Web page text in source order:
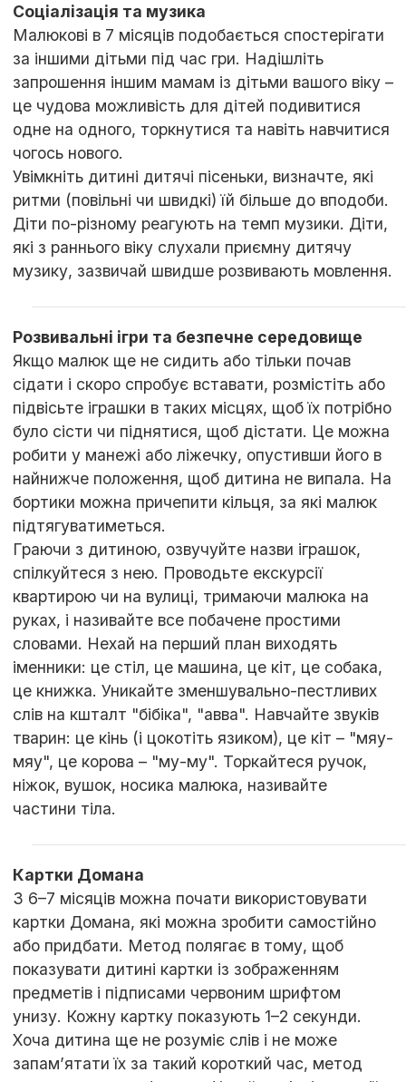
Соціалізація та музика
Малюкові в 7 місяців подобається спостерігати
за іншими дітьми під час гри. Надішліть
запрошення іншим мамам із дітьми вашого віку –
це чудова можливість для дітей подивитися
одне на одного, торкнутися та навіть навчитися
чогось нового.
Увімкніть дитині дитячі пісеньки, визначте, які
ритми (повільні чи швидкі) їй більше до вподоби.
Діти по-різному реагують на темп музики. Діти,
які з раннього віку слухали приємну дитячу
музику, зазвичай швидше розвивають мовлення.
Розвивальні ігри та безпечне середовище
Якщо малюк ще не сидить або тільки почав
сідати і скоро спробує вставати, розмістіть або
підвісьте іграшки в таких місцях, щоб їх потрібно
було сісти чи піднятися, щоб дістати. Це можна
робити у манежі або ліжечку, опустивши його в
найнижче положення, щоб дитина не випала. На
бортики можна причепити кільця, за які малюк
підтягуватиметься.
Граючи з дитиною, озвучуйте назви іграшок,
спілкуйтеся з нею. Проводьте екскурсії
квартирою чи на вулиці, тримаючи малюка на
руках, і називайте все побачене простими
словами. Нехай на перший план виходять
іменники: це стіл, це машина, це кіт, це собака,
це книжка. Уникайте зменшувально-пестливих
слів на кшталт "бібіка", "авва". Навчайте звуків
тварин: це кінь (і цокотіть язиком), це кіт – "мяу-
мяу", це корова – "му-му". Торкайтеся ручок,
ніжок, вушок, носика малюка, називайте
частини тіла.
Картки Домана
З 6–7 місяців можна почати використовувати
картки Домана, які можна зробити самостійно
або придбати. Метод полягає в тому, щоб
показувати дитині картки із зображенням
предметів і підписами червоним шрифтом
унизу. Кожну картку показують 1–2 секунди.
Хоча дитина ще не розуміє слів і не може
запам’ятати їх за такий короткий час, метод